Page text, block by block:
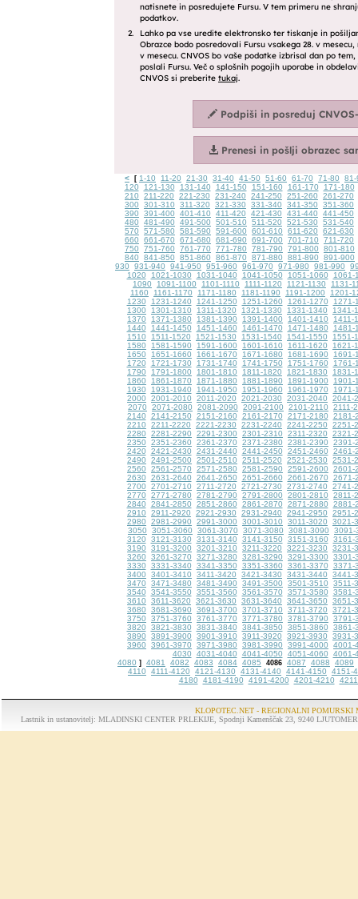
< [ 1-10 11-20 21-30 31-40 41-50 51-60 61-70 71-80
81-
120
121-130 131-140 141-150 151-160 161-170
171-180
210
211-220 221-230 231-240 241-250 251-260
261-270
300
301-310 311-320 321-330 331-340 341-350
351-360
390
391-400 401-410 411-420 421-430 431-440
441-450
480
481-490 491-500 501-510 511-520 521-530
531-540
570
571-580 581-590 591-600 601-610 611-620
621-630
660
661-670 671-680 681-690 691-700 701-710
711-720
750
751-760 761-770 771-780 781-790 791-800
801-810
840
841-850 851-860 861-870 871-880 881-890
891-900
930
931-940 941-950 951-960 961-970 971-980 981-990
1020
1021-1030 1031-1040 1041-1050 1051-1060
1061-
1090
1091-1100 1101-1110 1111-1120 1121-1130
1131-
1160
1161-1170 1171-1180 1181-1190 1191-1200
1201-
1230
1231-1240 1241-1250 1251-1260 1261-1270
1271-
1300
1301-1310 1311-1320 1321-1330 1331-1340
1341-
1370
1371-1380 1381-1390 1391-1400 1401-1410
1411-
1440
1441-1450 1451-1460 1461-1470 1471-1480
1481-
1510
1511-1520 1521-1530 1531-1540 1541-1550
1551-
1580
1581-1590 1591-1600 1601-1610 1611-1620
1621-
1650
1651-1660 1661-1670 1671-1680 1681-1690
1691-
1720
1721-1730 1731-1740 1741-1750 1751-1760
1761-
1790
1791-1800 1801-1810 1811-1820 1821-1830
1831-
1860
1861-1870 1871-1880 1881-1890 1891-1900
1901-
1930
1931-1940 1941-1950 1951-1960 1961-1970
1971-
2000
2001-2010 2011-2020 2021-2030 2031-2040
2041-
2070
2071-2080 2081-2090 2091-2100 2101-2110
2111-
2140
2141-2150 2151-2160 2161-2170 2171-2180
2181-
2210
2211-2220 2221-2230 2231-2240 2241-2250
2251-
2280
2281-2290 2291-2300 2301-2310 2311-2320
2321-
2350
2351-2360 2361-2370 2371-2380 2381-2390
2391-
2420
2421-2430 2431-2440 2441-2450 2451-2460
2461-
2490
2491-2500 2501-2510 2511-2520 2521-2530
2531-
2560
2561-2570 2571-2580 2581-2590 2591-2600
2601-
2630
2631-2640 2641-2650 2651-2660 2661-2670
2671-
2700
2701-2710 2711-2720 2721-2730 2731-2740
2741-
2770
2771-2780 2781-2790 2791-2800 2801-2810
2811-
2840
2841-2850 2851-2860 2861-2870 2871-2880
2881-
2910
2911-2920 2921-2930 2931-2940 2941-2950
2951-
2980
2981-2990 2991-3000 3001-3010 3011-3020
3021-
3050
3051-3060 3061-3070 3071-3080 3081-3090
3091-
3120
3121-3130 3131-3140 3141-3150 3151-3160
3161-
3190
3191-3200 3201-3210 3211-3220 3221-3230
3231-
3260
3261-3270 3271-3280 3281-3290 3291-3300
3301-
3330
3331-3340 3341-3350 3351-3360 3361-3370
3371-
3400
3401-3410 3411-3420 3421-3430 3431-3440
3441-
3470
3471-3480 3481-3490 3491-3500 3501-3510
3511-
3540
3541-3550 3551-3560 3561-3570 3571-3580
3581-
3610
3611-3620 3621-3630 3631-3640 3641-3650
3651-
3680
3681-3690 3691-3700 3701-3710 3711-3720
3721-
3750
3751-3760 3761-3770 3771-3780 3781-3790
3791-
3820
3821-3830 3831-3840 3841-3850 3851-3860
3861-
3890
3891-3900 3901-3910 3911-3920 3921-3930
3931-
3960
3961-3970 3971-3980 3981-3990 3991-4000
4001-
4030
4031-4040 4041-4050 4051-4060
4061-
4080 ] 4081 4082 4083 4084 4085 4086 4087 4088
4089
4110
4111-4120 4121-4130 4131-4140 4141-4150
4151-
4180
4181-4190 4191-4200 4201-4210
KLOPOTEC.NET - REGIONALNI POMURSKI
Lastnik in ustanovitelj: MLADINSKI CENTER PRLEKIJE, Spodnji Kamenščak 23, 9240